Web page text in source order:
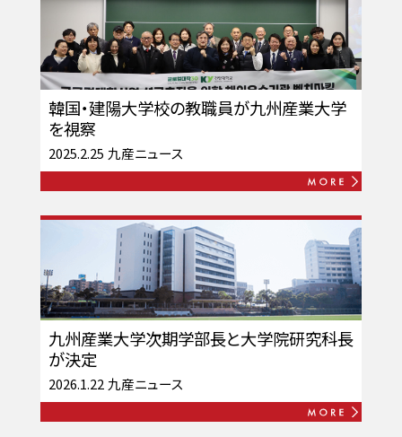
韓国・建陽大学校の教職員が九州産業大学
を視察
2025.2.25 九産ニュース
九州産業大学次期学部長と大学院研究科長
が決定
2026.1.22 九産ニュース